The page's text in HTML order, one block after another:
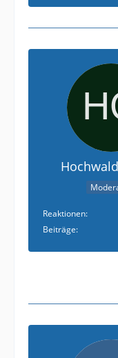
Reaktionen
Beiträge